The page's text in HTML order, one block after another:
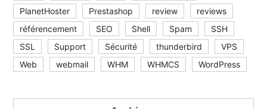
PlanetHoster
Prestashop review
reviews
référencement
SEO Shell Spam
SSH
SSL
Support Sécurité thunderbird
VPS
Web
webmail WHM WHMCS WordPress